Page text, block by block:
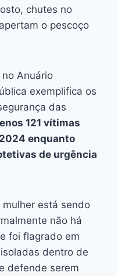
chutes no
o pescoço
Anuário
exemplifica os
das
121 vítimas
enquanto
de urgência
mulher está sendo
não há
foi flagrado em
dentro de
defende serem